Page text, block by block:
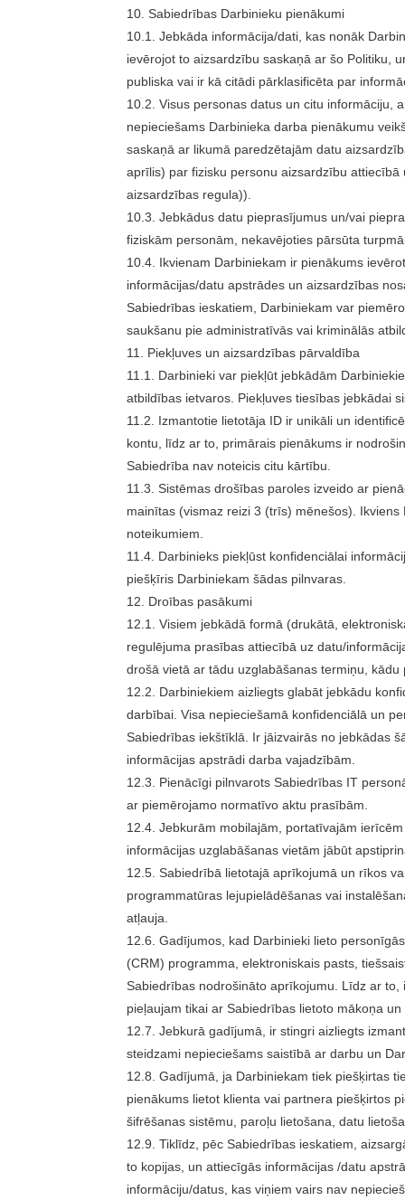
10. Sabiedrības Darbinieku pienākumi
10.1. Jebkāda informācija/dati, kas nonāk
ievērojot to aizsardzību saskaņā ar šo Politiku,
publiska vai ir kā citādi pārklasificēta par
10.2. Visus personas datus un citu informāciju,
nepieciešams Darbinieka darba pienākumu
saskaņā ar likumā paredzētajām datu
aprīlis) par fizisku personu aizsardzību
aizsardzības regula)).
10.3. Jebkādus datu pieprasījumus un/vai
fiziskām personām, nekavējoties pārsūta
10.4. Ikvienam Darbiniekam ir pienākums
informācijas/datu apstrādes un aizsardzības
Sabiedrības ieskatiem, Darbiniekam var
saukšanu pie administratīvās vai kriminālās
11. Piekļuves un aizsardzības pārvaldība
11.1. Darbinieki var piekļūt jebkādām
atbildības ietvaros. Piekļuves tiesības jebkādai
11.2. Izmantotie lietotāja ID ir unikāli un
kontu, līdz ar to, primārais pienākums ir
Sabiedrība nav noteicis citu kārtību.
11.3. Sistēmas drošības paroles izveido ar
mainītas (vismaz reizi 3 (trīs) mēnešos).
noteikumiem.
11.4. Darbinieks piekļūst konfidenciālai
piešķīris Darbiniekam šādas pilnvaras.
12. Droības pasākumi
12.1. Visiem jebkādā formā (drukātā,
regulējuma prasības attiecībā uz datu/
drošā vietā ar tādu uzglabāšanas termiņu,
12.2. Darbiniekiem aizliegts glabāt jebkādu
darbībai. Visa nepieciešamā konfidenciālā un
Sabiedrības iekštīklā. Ir jāizvairās no jebkādas
informācijas apstrādi darba vajadzībām.
12.3. Pienācīgi pilnvarots Sabiedrības IT
ar piemērojamo normatīvo aktu prasībām.
12.4. Jebkurām mobilajām, portatīvajām
informācijas uzglabāšanas vietām jābūt
12.5. Sabiedrībā lietotajā aprīkojumā un rīkos
programmatūras lejupielādēšanas vai
atļauja.
12.6. Gadījumos, kad Darbinieki lieto
(CRM) programma, elektroniskais pasts,
Sabiedrības nodrošināto aprīkojumu. Līdz ar
pieļaujam tikai ar Sabiedrības lietoto mākoņa
12.7. Jebkurā gadījumā, ir stingri aizliegts
steidzami nepieciešams saistībā ar darbu un
12.8. Gadījumā, ja Darbiniekam tiek piešķirtas
pienākums lietot klienta vai partnera piešķirtos
šifrēšanas sistēmu, paroļu lietošana, datu
12.9. Tiklīdz, pēc Sabiedrības ieskatiem,
to kopijas, un attiecīgās informācijas /datu
informāciju/datus, kas viņiem vairs nav